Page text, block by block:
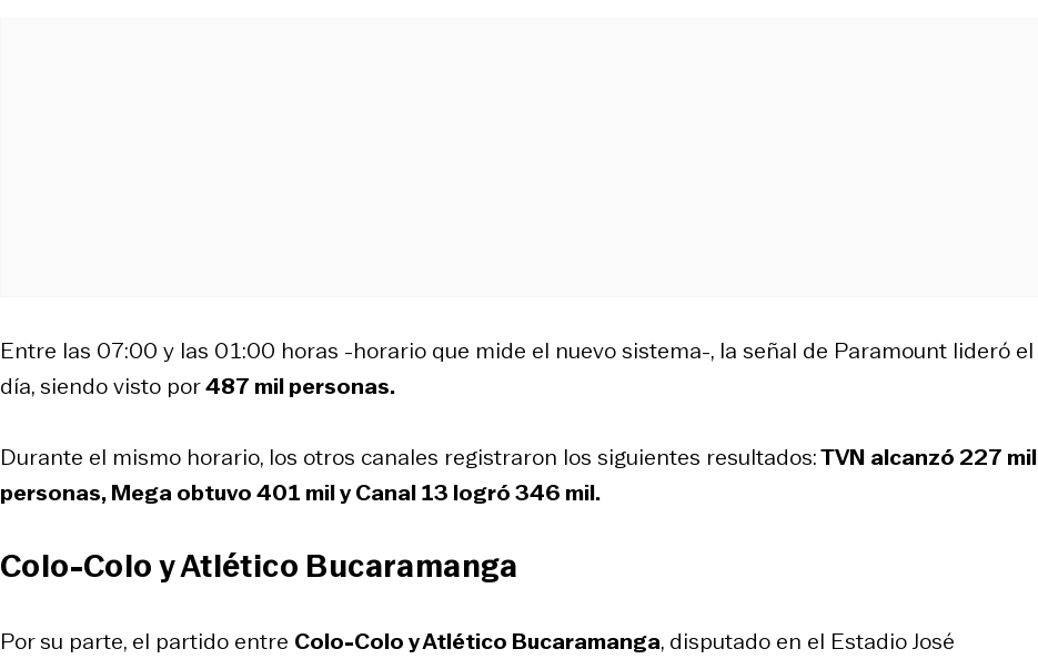
Entre las 07:00 y las 01:00 horas -horario que mide el nuevo sistema-, la señal de Paramount lideró el
día, siendo visto por487 mil personas.
Durante el mismo horario, los otros canales registraron los siguientes resultados:TVN alcanzó 227 mil
personas, Mega obtuvo 401 mil y Canal 13 logró 346 mil.
Colo-Colo y Atlético Bucaramanga
Por su parte, el partido entre Colo-Colo y Atlético Bucaramanga, disputado en el Estadio José